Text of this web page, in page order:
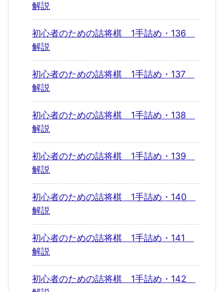
解説
初心者のための詰将棋 1手詰め・136
解説
初心者のための詰将棋 1手詰め・137
解説
初心者のための詰将棋 1手詰め・138
解説
初心者のための詰将棋 1手詰め・139
解説
初心者のための詰将棋 1手詰め・140
解説
初心者のための詰将棋 1手詰め・141
解説
初心者のための詰将棋 1手詰め・142